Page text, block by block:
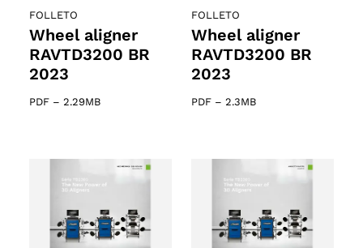
FOLLETO
Wheel aligner
RAVTD3200 BR
2023
PDF – 2.29MB
FOLLETO
Wheel aligner
RAVTD3200 BR
2023
PDF – 2.3MB